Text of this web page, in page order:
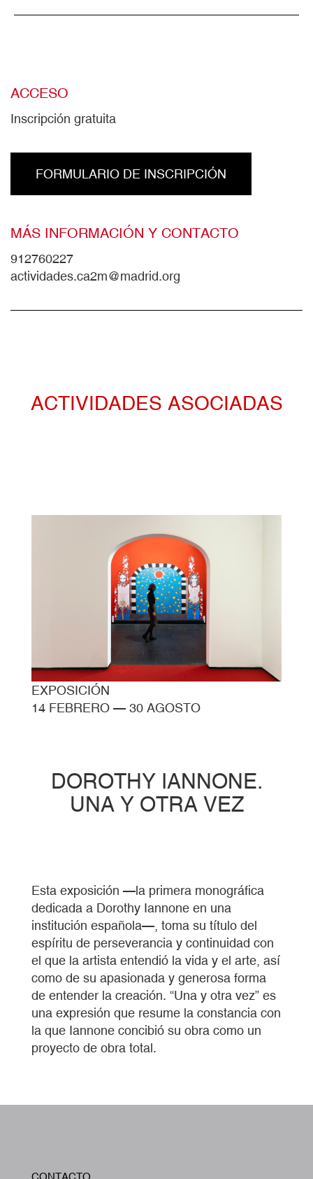
ACCESO
Inscripción gratuita
FORMULARIO DE INSCRIPCIÓN
MÁS INFORMACIÓN Y CONTACTO
912760227
actividades.ca2m@madrid.org
ACTIVIDADES ASOCIADAS
EXPOSICIÓN
14 FEBRERO — 30 AGOSTO
DOROTHY IANNONE.
UNA Y OTRA VEZ
Esta exposición —la primera monográfica
dedicada a Dorothy Iannone en una
institución española—, toma su título del
espíritu de perseverancia y continuidad con
el que la artista entendió la vida y el arte, así
como de su apasionada y generosa forma
de entender la creación. “Una y otra vez” es
una expresión que resume la constancia con
la que Iannone concibió su obra como un
proyecto de obra total.